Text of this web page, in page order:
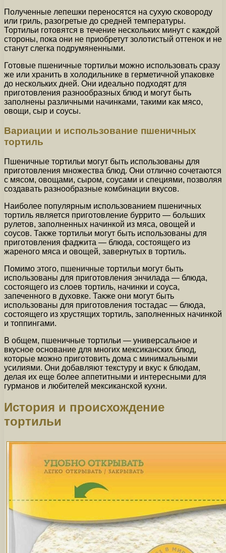
Полученные лепешки переносятся на сухую сковороду
или гриль, разогретые до средней температуры.
Тортильи готовятся в течение нескольких минут с каждой
стороны, пока они не приобретут золотистый оттенок и не
станут слегка подрумяненными.
Готовые пшеничные тортильи можно использовать сразу
же или хранить в холодильнике в герметичной упаковке
до нескольких дней. Они идеально подходят для
приготовления разнообразных блюд и могут быть
заполнены различными начинками, такими как мясо,
овощи, сыр и соусы.
Вариации и использование пшеничных
тортиль
Пшеничные тортильи могут быть использованы для
приготовления множества блюд. Они отлично сочетаются
с мясом, овощами, сыром, соусами и специями, позволяя
создавать разнообразные комбинации вкусов.
Наиболее популярным использованием пшеничных
тортиль является приготовление буррито — больших
рулетов, заполненных начинкой из мяса, овощей и
соусов. Также тортильи могут быть использованы для
приготовления фаджита — блюда, состоящего из
жареного мяса и овощей, завернутых в тортиль.
Помимо этого, пшеничные тортильи могут быть
использованы для приготовления энчилада — блюда,
состоящего из слоев тортиль, начинки и соуса,
запеченного в духовке. Также они могут быть
использованы для приготовления тостадас — блюда,
состоящего из хрустящих тортиль, заполненных начинкой
и топпингами.
В общем, пшеничные тортильи — универсальное и
вкусное основание для многих мексиканских блюд,
которые можно приготовить дома с минимальными
усилиями. Они добавляют текстуру и вкус к блюдам,
делая их еще более аппетитными и интересными для
гурманов и любителей мексиканской кухни.
История и происхождение
тортильи